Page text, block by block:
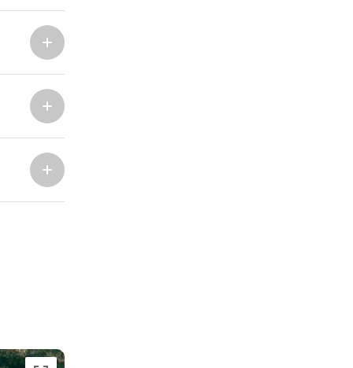
Marina Trogir - SCT
ACI Marina Split
ACI Marina Dubrovnik,
Komolac